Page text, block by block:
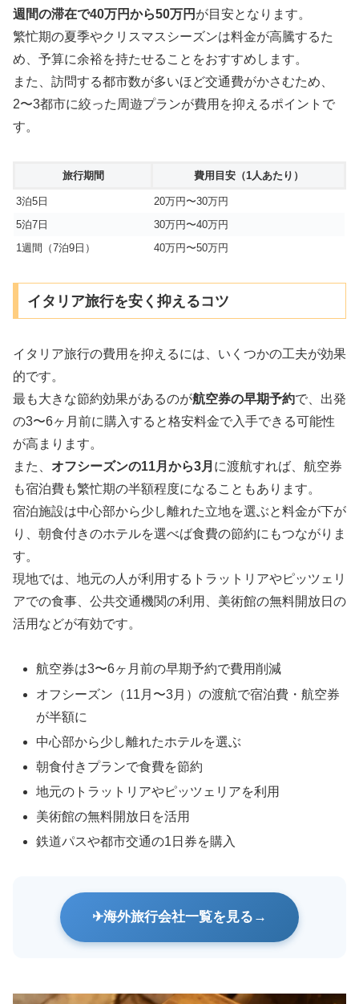
週間の滞在で40万円から50万円 が目安となります。
繁忙期の夏季やクリスマスシーズンは料金が高騰するた
め、予算に余裕を持たせることをおすすめします。
また、訪問する都市数が多いほど交通費がかさむため、
2〜3都市に絞った周遊プランが費用を抑えるポイントで
す。
旅行期間 費用目安（1人あたり）
3泊5日
20万円〜30万円
5泊7日
30万円〜40万円
1週間（7泊9日）
40万円〜50万円
イタリア旅行を安く抑えるコツ
イタリア旅行の費用を抑えるには、いくつかの工夫が効果
的です。
最も大きな節約効果があるのが航空券の早期予約で、出発
の3〜6ヶ月前に購入すると格安料金で入手できる可能性
が高まります。
また、 オフシーズンの11月から3月 に渡航すれば、航空券
も宿泊費も繁忙期の半額程度になることもあります。
宿泊施設は中心部から少し離れた立地を選ぶと料金が下が
り、朝食付きのホテルを選べば食費の節約にもつながりま
す。
現地では、地元の人が利用するトラットリアやピッツェリ
アでの食事、公共交通機関の利用、美術館の無料開放日の
活用などが有効です。
航空券は3〜6ヶ月前の早期予約で費用削減
オフシーズン（11月〜3月）の渡航で宿泊費・航空券
が半額に
中心部から少し離れたホテルを選ぶ
朝食付きプランで食費を節約
地元のトラットリアやピッツェリアを利用
美術館の無料開放日を活用
鉄道パスや都市交通の1日券を購入
海外旅行会社一覧を見る